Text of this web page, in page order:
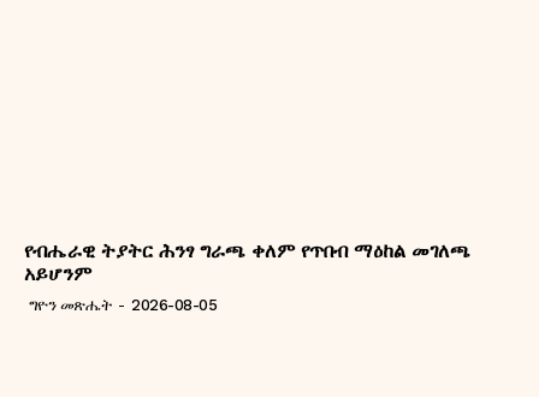
የብሔራዊ ትያትር ሕንፃ ግራጫ ቀለም የጥበብ ማዕከል መገለጫ
አይሆንም
ግዮን መጽሔት - 2026-08-05